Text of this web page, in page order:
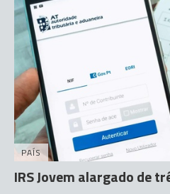
PAÍS
IRS Jovem alargado de